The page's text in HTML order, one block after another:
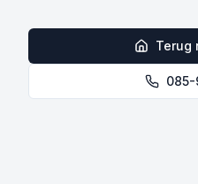
Terug